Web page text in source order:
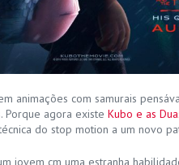
animações com samurais
Porque agora existe Kubo e as
do stop motion a um novo
jovem cm uma estranha